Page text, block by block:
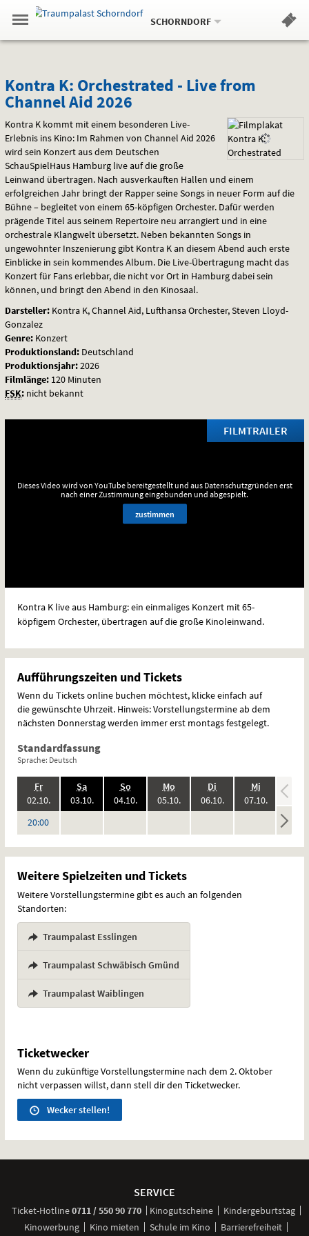
Springe
zum
,zum
.
Navigation
Gehe
zur
Standortauswahl
Standort:
SCHORNDORF.
Hinweis
Kontra
K:
Orchestrated
-
Live
from
Channel
Aid
2026
Kontra K: Orchestrated - Live from
Channel Aid 2026
Kontra K kommt mit einem besonderen Live-
Erlebnis ins Kino: Im Rahmen von Channel Aid 2026
wird sein Konzert aus dem Deutschen
SchauSpielHaus Hamburg live auf die große
Leinwand übertragen. Nach ausverkauften Hallen und einem
erfolgreichen Jahr bringt der Rapper seine Songs in neuer Form auf die
Bühne – begleitet von einem 65-köpfigen Orchester. Dafür werden
prägende Titel aus seinem Repertoire neu arrangiert und in eine
orchestrale Klangwelt übersetzt. Neben bekannten Songs in
ungewohnter Inszenierung gibt Kontra K an diesem Abend auch erste
Einblicke in sein kommendes Album. Die Live-Übertragung macht das
Konzert für Fans erlebbar, die nicht vor Ort in Hamburg dabei sein
können, und bringt den Abend in den Kinosaal.
Darsteller: Kontra K, Channel Aid, Lufthansa Orchester, Steven Lloyd-
Gonzalez
Genre: Konzert
Produktionsland: Deutschland
Produktionsjahr:2026
Filmlänge: 120 Minuten
FSK: nicht bekannt
FILMTRAILER
Dieses Video wird von YouTube bereitgestellt und aus Datenschutzgründen erst
nach einer Zustimmung eingebunden und abgespielt.
zustimmen
Kontra K live aus Hamburg: ein einmaliges Konzert mit 65-
köpfigem Orchester, übertragen auf die große Kinoleinwand.
Aufführungszeiten und Tickets
Wenn du Tickets online buchen möchtest, klicke einfach auf
die gewünschte Uhrzeit. Hinweis: Vorstellungstermine ab dem
nächsten Donnerstag werden immer erst montags festgelegt.
Standardfassung
Sprache: Deutsch
Fr.,
02.10.2026:
20:00Uhr
Sa.,
03.10.2026:
Vorstellungen
So.,
04.10.2026:
Vorstellungen
Mo.,
05.10.2026:
Vorstellungen
Di
06.10.2026:
Vorstellungen
Mi.,
07.10.2026:
Vorstellungen
keine
Weitere Spielzeiten und Tickets
Weitere Vorstellungstermine gibt es auch an folgenden
Standorten:
Traumpalast Esslingen
Traumpalast Schwäbisch Gmünd
Traumpalast Waiblingen
Ticketwecker
Wenn du zukünftige Vorstellungstermine nach dem 2. Oktober
nicht verpassen willst, dann stell dir den Ticketwecker.
Wecker stellen!
SERVICE
Ticket-Hotline0711 / 550 90 770anrufen
Kinogutscheine
Kindergeburtstag
Kinowerbung
Kino mieten Schule im Kino Barrierefreiheit